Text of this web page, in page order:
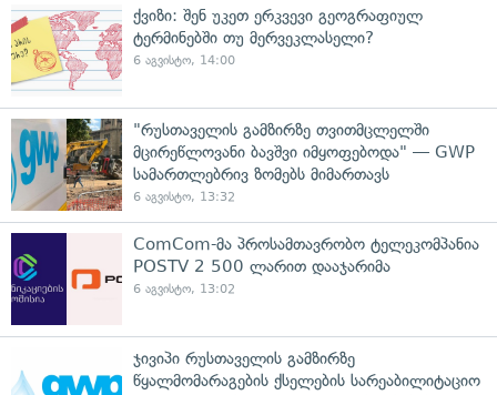
ქვიზი: შენ უკეთ ერკვევი გეოგრაფიულ
ტერმინებში თუ მერვეკლასელი?
6 აგვისტო, 14:00
"რუსთაველის გამზირზე თვითმცლელში
მცირეწლოვანი ბავშვი იმყოფებოდა" — GWP
სამართლებრივ ზომებს მიმართავს
6 აგვისტო, 13:32
ComCom-მა პროსამთავრობო ტელეკომპანია
POSTV 2 500 ლარით დააჯარიმა
6 აგვისტო, 13:02
ჯივიპი რუსთაველის გამზირზე
წყალმომარაგების ქსელების სარეაბილიტაციო